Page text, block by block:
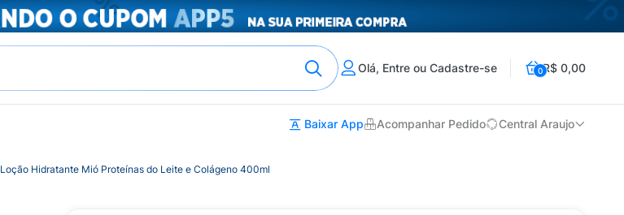
Olá, Entre ou Cadastre-se 0R$ 0,00
Baixar App Acompanhar Pedido Central Araujo
Loção Hidratante Mió Proteínas do Leite e Colágeno 400ml